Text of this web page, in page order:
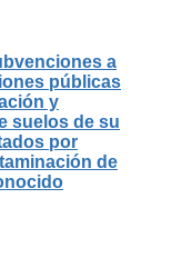
a
públicas
y
suelos de su
por
de